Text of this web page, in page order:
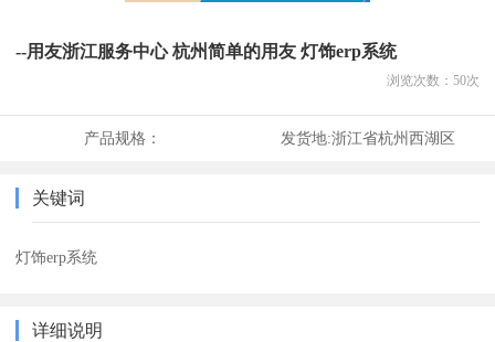
--用友浙江服务中心 杭州简单的用友 灯饰erp系统
浏览次数： 50次
产品规格： 发货地:浙江省杭州西湖区
关键词
灯饰erp系统
详细说明